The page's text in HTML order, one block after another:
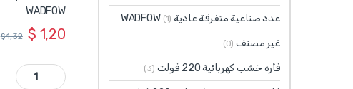
$ 1,20
$1,32
WQJ1266 - مفك براغي طرق شق 150*6.5 مم مغناطيس S2 ماركة WADFOW quantity
عدد صناعية متفرقة عادية WADFOW (1)
غير مصنف (0)
فأرة خشب كهربائية 220 فولت (3)